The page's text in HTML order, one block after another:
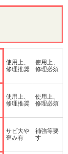
使用上、
修理推奨
使用上、
修理必須
使用上、
修理推奨
使用上、
修理必須
サビ大や
歪み有
補強等要
す